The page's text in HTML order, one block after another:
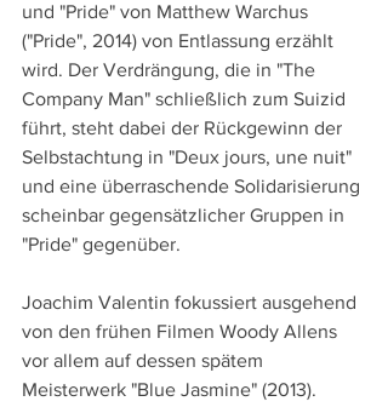
und "Pride" von Matthew Warchus
("Pride", 2014) von Entlassung erzählt
wird. Der Verdrängung, die in "The
Company Man" schließlich zum Suizid
führt, steht dabei der Rückgewinn der
Selbstachtung in "Deux jours, une nuit"
und eine überraschende Solidarisierung
scheinbar gegensätzlicher Gruppen in
"Pride" gegenüber.
Joachim Valentin fokussiert ausgehend
von den frühen Filmen Woody Allens
vor allem auf dessen spätem
Meisterwerk "Blue Jasmine" (2013).